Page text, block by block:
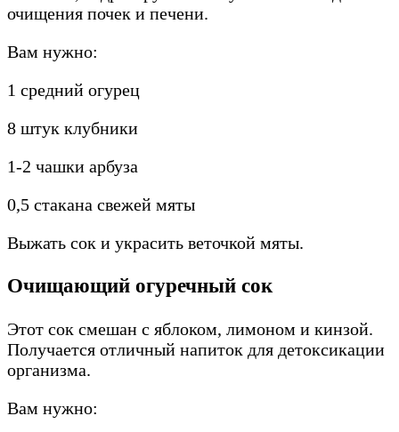
очищения почек и печени.
Вам нужно:
1 средний огурец
8 штук клубники
1-2 чашки арбуза
0,5 стакана свежей мяты
Выжать сок и украсить веточкой мяты.
Очищающий огуречный сок
Этот сок смешан с яблоком, лимоном и кинзой.
Получается отличный напиток для детоксикации
организма.
Вам нужно: